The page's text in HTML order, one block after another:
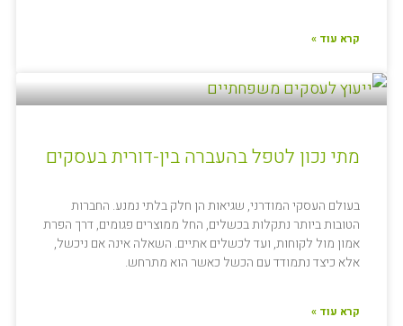
קרא עוד »
מתי נכון לטפל בהעברה בין-דורית בעסקים
בעולם העסקי המודרני, שגיאות הן חלק בלתי נמנע. החברות
הטובות ביותר נתקלות בכשלים, החל ממוצרים פגומים, דרך הפרת
אמון מול לקוחות, ועד לכשלים אתיים. השאלה אינה אם ניכשל,
אלא כיצד נתמודד עם הכשל כאשר הוא מתרחש.
קרא עוד »